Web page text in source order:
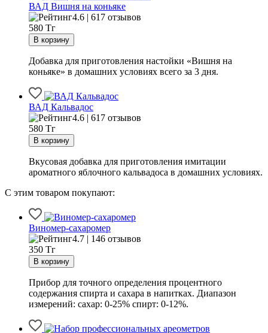
ВАД Вишня на коньяке
4.6 | 617 отзывов
580 Тг
Добавка для приготовления настойки «Вишня на
коньяке» в домашних условиях всего за 3 дня.
ВАД Кальвадос
4.6 | 617 отзывов
580 Тг
Вкусовая добавка для приготовления имитации
ароматного яблочного кальвадоса в домашних условиях.
С этим товаром покупают:
Виномер-сахаромер
4.7 | 146 отзывов
350 Тг
Прибор для точного определения процентного
содержания спирта и сахара в напитках. Диапазон
измерений: сахар: 0-25% спирт: 0-12%.